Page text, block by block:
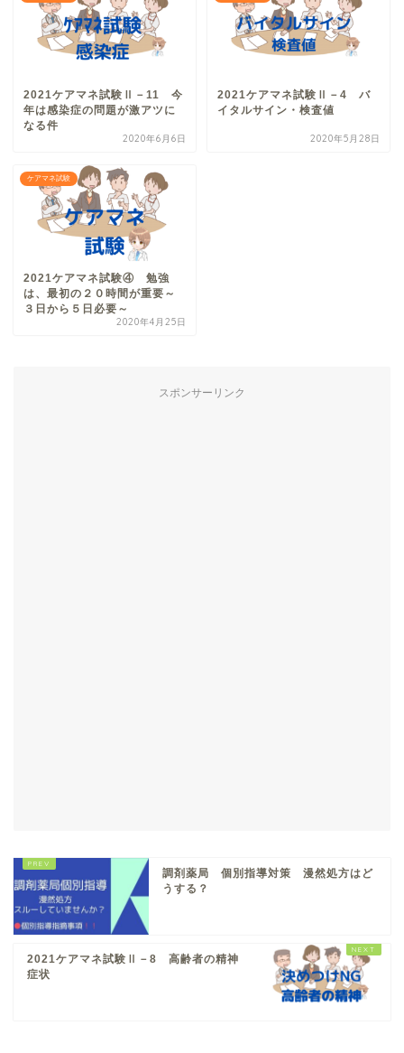
2021ケアマネ試験Ⅱ－11 今
年は感染症の問題が激アツに
なる件
2020年6月6日
2021ケアマネ試験Ⅱ－4 バ
イタルサイン・検査値
2020年5月28日
ケアマネ試験
2021ケアマネ試験④ 勉強
は、最初の２０時間が重要～
３日から５日必要～
2020年4月25日
スポンサーリンク
調剤薬局 個別指導対策 漫然処方はど
うする？
2021ケアマネ試験Ⅱ－8 高齢者の精神
症状